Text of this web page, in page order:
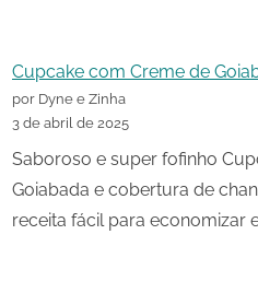
Cupcake com Creme de
por Dyne e Zinha
3 de abril de 2025
Saboroso e super fofinho
Goiabada e cobertura de
receita fácil para economizar